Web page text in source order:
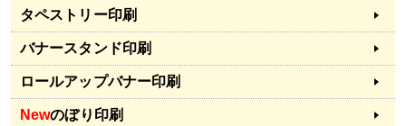
タペストリー印刷
バナースタンド印刷
ロールアップバナー印刷
Newのぼり印刷